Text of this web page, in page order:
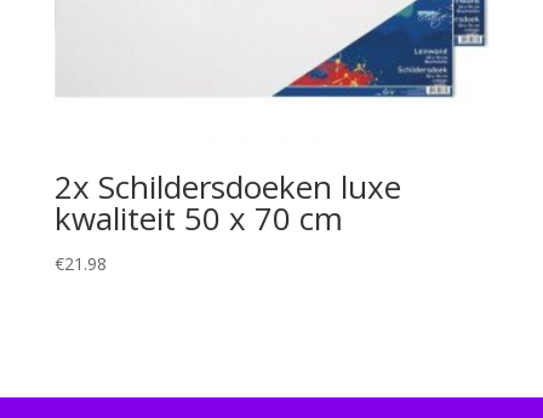
2x Schildersdoeken luxe
kwaliteit 50 x 70 cm
€21.98